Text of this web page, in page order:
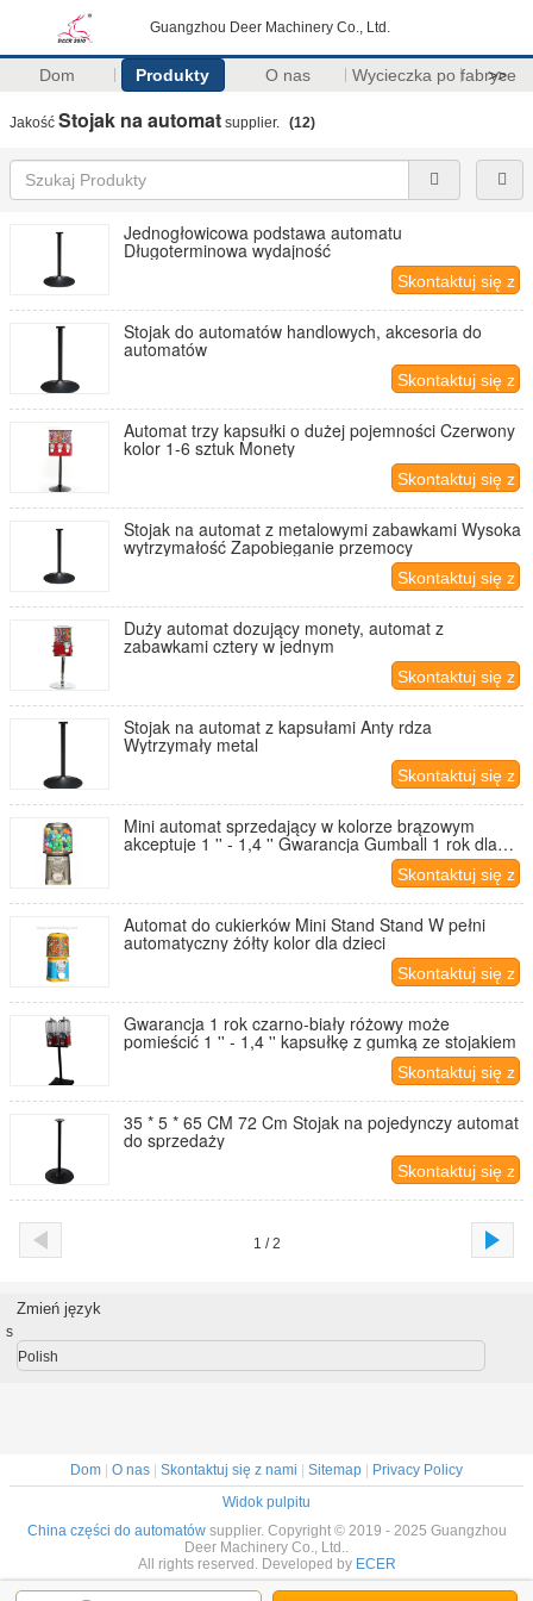
Guangzhou Deer Machinery Co., Ltd.
Dom Produkty O nas Wycieczka po fabryce
>>
Jakość Stojak na automat supplier. (12)
Jednogłowicowa podstawa automatu
Długoterminowa wydajność
Skontaktuj się z
nami
Stojak do automatów handlowych, akcesoria do
automatów
Skontaktuj się z
nami
Automat trzy kapsułki o dużej pojemności Czerwony
kolor 1-6 sztuk Monety
Skontaktuj się z
nami
Stojak na automat z metalowymi zabawkami Wysoka
wytrzymałość Zapobieganie przemocy
Skontaktuj się z
nami
Duży automat dozujący monety, automat z
zabawkami cztery w jednym
Skontaktuj się z
nami
Stojak na automat z kapsułami Anty rdza
Wytrzymały metal
Skontaktuj się z
nami
Mini automat sprzedający w kolorze brązowym
akceptuje 1 '' - 1,4 '' Gwarancja Gumball 1 rok dla
Skontaktuj się z
nami
Automat do cukierków Mini Stand Stand W pełni
automatyczny żółty kolor dla dzieci
Skontaktuj się z
nami
Gwarancja 1 rok czarno-biały różowy może
pomieścić 1 '' - 1,4 '' kapsułkę z gumką ze stojakiem
Skontaktuj się z
nami
35 * 5 * 65 CM 72 Cm Stojak na pojedynczy automat
do sprzedaży
Skontaktuj się z
nami
1 / 2
Zmień język
s
Polish
Dom O nas Skontaktuj się z nami Sitemap
Privacy Policy
Widok pulpitu
China części do automatówsupplier. Copyright © 2019 - 2025 Guangzhou
Deer Machinery Co., Ltd..
All rights reserved. Developed by ECER